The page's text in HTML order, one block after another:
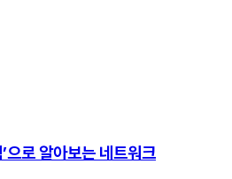
으로 알아보는 네트워크